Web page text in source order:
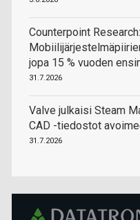
Counterpoint Research:
jopa 15 % vuoden
31.7.2026
Valve julkaisi Steam
CAD -tiedostot
31.7.2026